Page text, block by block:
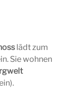
lädt zum
Sie wohnen